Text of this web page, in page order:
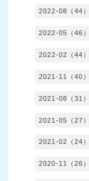
2022-08（44）
2022-05（46）
2022-02（44）
2021-11（40）
2021-08（31）
2021-05（27）
2021-02（24）
2020-11（26）